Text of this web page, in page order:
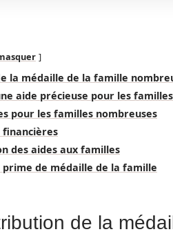
la médaille de la famille
aide précieuse pour les
pour les familles nombreuses
financières
des aides aux familles
de médaille de la famille
de la